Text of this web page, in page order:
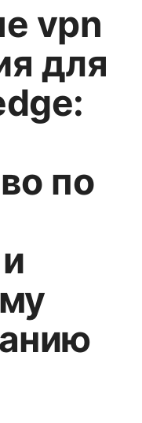
vpn
для
по